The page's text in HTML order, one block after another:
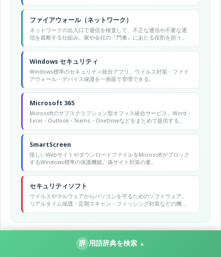
ファイアウォール（ネットワーク）
ネットワークの出入口で通信を検査して、不正な通信や不要な通
信を遮断する仕組み。家や会社の『門番』にあたる役割を担う。
Windows セキュリティ
Windows標準のセキュリティ統合アプリ。ウイルス対策・ファイ
アウォール・デバイス保護を一画面で管理できる。
Microsoft 365
Microsoftのサブスクリプション型オフィス統合サービス。Word・
Excel・Outlook・Teams・OneDriveなどをまとめて提供する。
SmartScreen
怪しいWebサイトやダウンロードファイルをMicrosoftがブロック
するWindows標準の保護機能。偽サイト対策の要。
セキュリティソフト
ウイルスやマルウェアからパソコンを守るためのソフトウェア。
リアルタイム保護・定期スキャン・フィッシング対策などの機能
を備え、Windowsに標準搭載のWindows Defenderのほか、有料
他の用語も調べる（全1627語）
辞 用語辞典を検索 ▲